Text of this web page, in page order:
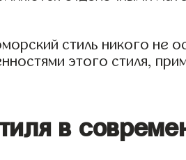
стиль никого не
этого стиля,
в